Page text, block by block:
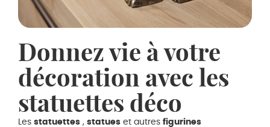
Donnez vie à votre
décoration avec les
statuettes déco
Les statuettes , statues et autres figurines